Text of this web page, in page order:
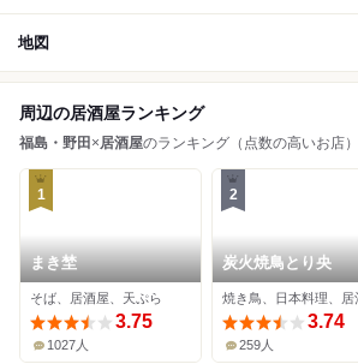
地図
周辺の居酒屋ランキング
福島・野田 ×居酒屋のランキング（点数の高いお店）
1
まき埜
そば、居酒屋、天ぷら
3.75
1027人
2
炭火焼鳥とり央
焼き鳥、日本料理、居
3.74
259人